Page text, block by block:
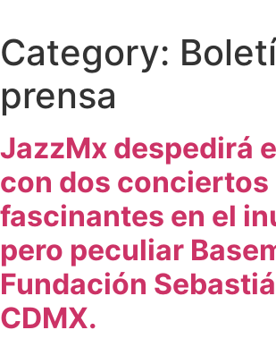
Category:
prensa
JazzMx despedirá
con dos conciertos
fascinantes en el
pero peculiar
Fundación
CDMX.